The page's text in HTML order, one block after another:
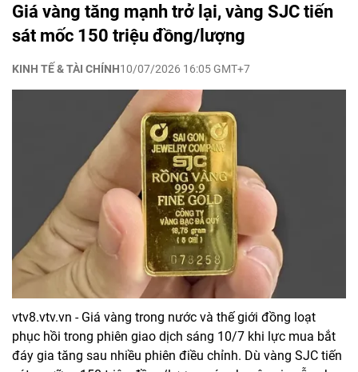
Giá vàng tăng mạnh trở lại, vàng SJC tiến
sát mốc 150 triệu đồng/lượng
KINH TẾ & TÀI CHÍNH10/07/2026 16:05 GMT+7
vtv8.vtv.vn - Giá vàng trong nước và thế giới đồng loạt
phục hồi trong phiên giao dịch sáng 10/7 khi lực mua bắt
đáy gia tăng sau nhiều phiên điều chỉnh. Dù vàng SJC tiến